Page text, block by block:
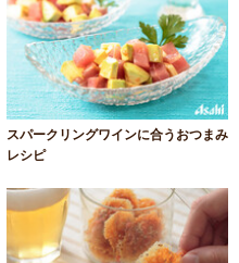
スパークリングワインに合うおつまみ
レシピ